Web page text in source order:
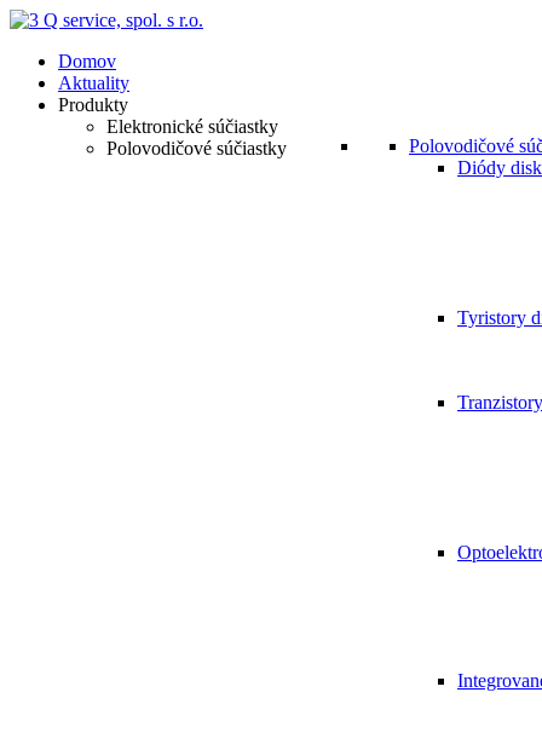
Domov
Aktuality
Produkty
Elektronické súčiastky
Polovodičové súčiastky
Polovodičové
Diódy
Tyristory